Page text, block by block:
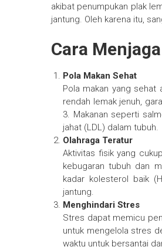
akibat penumpukan plak
jantung. Oleh karena itu,
Cara
Pola Makan Sehat
Pola makan yang sehat
rendah lemak jenuh,
3. Makanan seperti
jahat (LDL) dalam tubuh.
Olahraga Teratur
Aktivitas fisik yang
kebugaran tubuh dan
kadar kolesterol baik
jantung.
Menghindari Stres
Stres dapat memicu
untuk mengelola stres
waktu untuk bersantai